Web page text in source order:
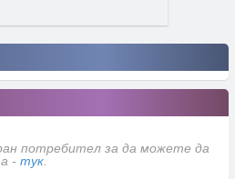
потребител за да можете да
- тук